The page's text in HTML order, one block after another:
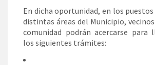
En dicha oportunidad, en los
distintas áreas del Municipio,
comunidad podrán acercarse para
los siguientes trámites: